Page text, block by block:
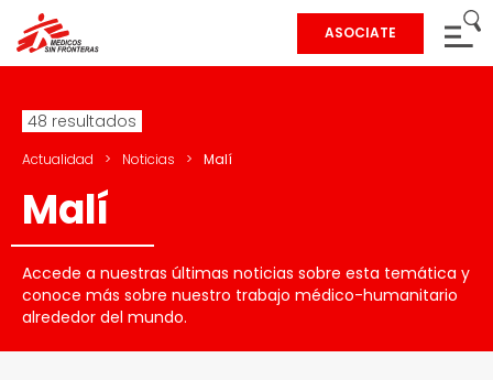
ASOCIATE
48 resultados
Actualidad > Noticias > Malí
Malí
Accede a nuestras últimas noticias sobre esta temática y
conoce más sobre nuestro trabajo médico-humanitario
alrededor del mundo.